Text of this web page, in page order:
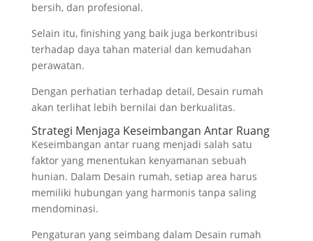
bersih, dan profesional.
Selain itu, finishing yang baik juga berkontribusi
terhadap daya tahan material dan kemudahan
perawatan.
Dengan perhatian terhadap detail, Desain rumah
akan terlihat lebih bernilai dan berkualitas.
Strategi Menjaga Keseimbangan Antar Ruang
Keseimbangan antar ruang menjadi salah satu
faktor yang menentukan kenyamanan sebuah
hunian. Dalam Desain rumah, setiap area harus
memiliki hubungan yang harmonis tanpa saling
mendominasi.
Pengaturan yang seimbang dalam Desain rumah